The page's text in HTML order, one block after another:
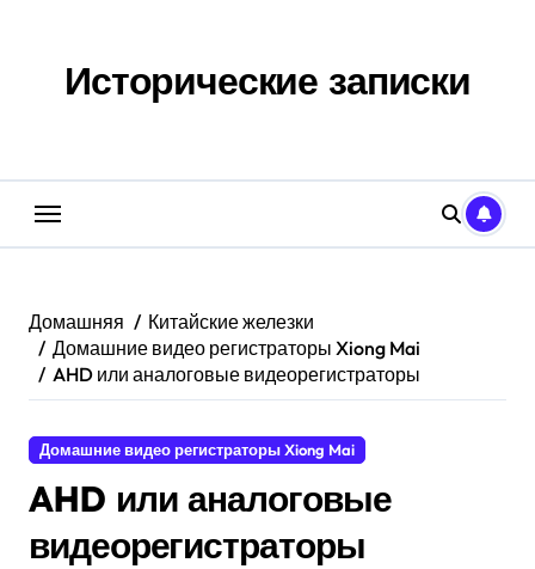
содержаниюИсторические записки
Домашняя
Китайские железки
Домашние видео регистраторы Xiong Mai
AHD или аналоговые видеорегистраторы
Домашние видео регистраторы Xiong Mai
AHD или аналоговые
видеорегистраторы